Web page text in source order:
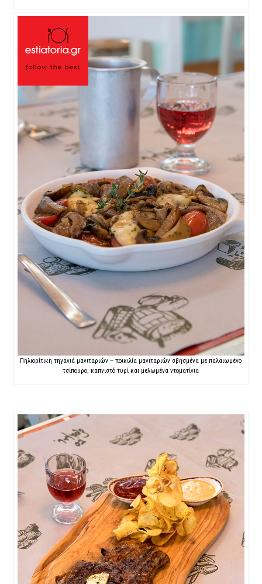
Πηλιορίτικη τηγανιά μανιταριών – ποικιλία μανιταριών σβησμένα με παλαιωμένο
τσίπουρο, καπνιστό τυρί και μελωμένα ντοματίνια